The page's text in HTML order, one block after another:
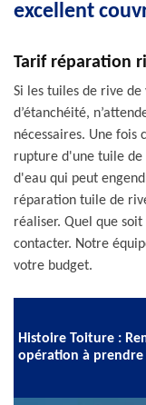
excellent
Tarif réparation
Si les tuiles de rive
d’étanchéité,
nécessaires. Une fois
rupture d'une tuile
d'eau qui peut
réparation tuile de
réaliser. Quel que
contacter. Notre
votre budget.
Histoire Toiture :
opération à prendre